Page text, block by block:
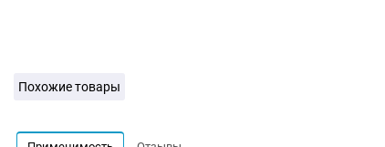
Похожие товары